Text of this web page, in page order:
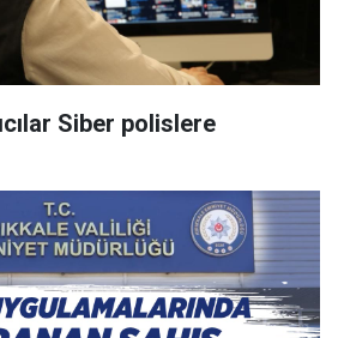
Siber polislere